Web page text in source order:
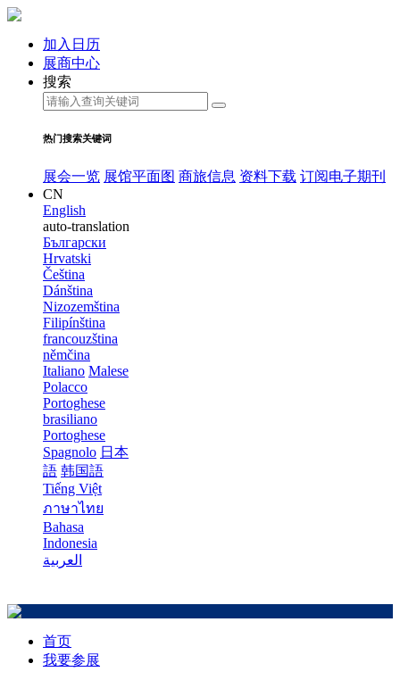
加入日历
展商中心
搜索
热门搜索关键词
展会一览 展馆平面图 商旅信息 资料下载 订阅电子期刊
CN
English
auto-translation
Български
Hrvatski
Čeština
Dánština
Nizozemština
Filipínština
francouzština
němčina
Italiano Malese
Polacco
Portoghese
brasiliano
Portoghese
Spagnolo 日本
語 韩国語
Tiếng Việt
ภาษาไทย
Bahasa
Indonesia
العربية
首页
我要参展